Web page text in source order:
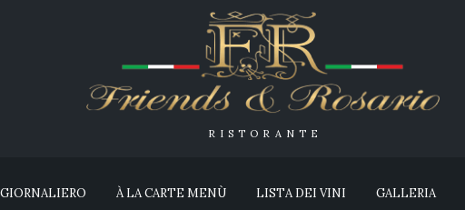
RISTORANTE
À LA CARTE MENÙ LISTA DEI VINI GALLERIA